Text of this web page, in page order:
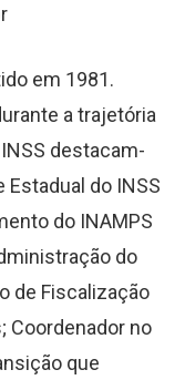
em 1981.
a trajetória
destacam-
do INSS
do INAMPS
do
de Fiscalização
Coordenador no
que